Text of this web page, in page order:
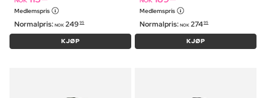
Medlemspris
Normalpris: NOK 249 95
KJØP
Medlemspris
Normalpris: NOK 27495
KJØP